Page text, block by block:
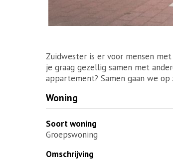
Zuidwester is er voor mensen
je graag gezellig samen met
appartement? Samen gaan we
Woning
Soort woning
Groepswoning
Omschrijving